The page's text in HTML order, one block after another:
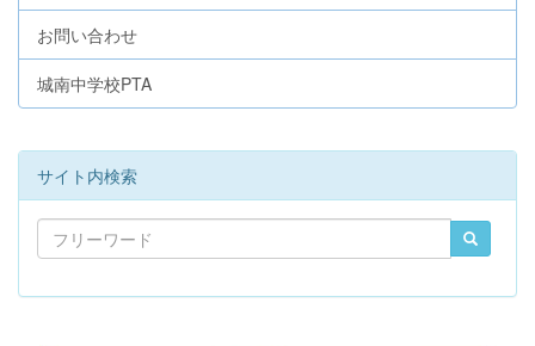
お問い合わせ
城南中学校PTA
サイト内検索